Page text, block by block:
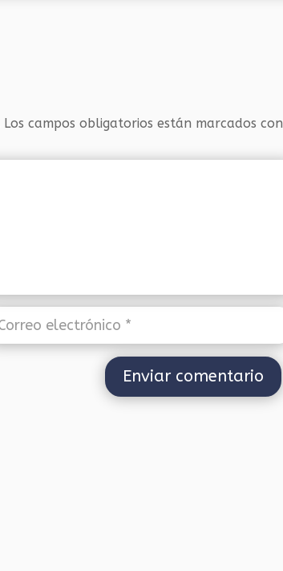
Los campos obligatorios están marcados con